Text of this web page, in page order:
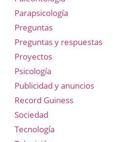
Parapsicología
Preguntas
Preguntas y respuestas
Proyectos
Psicología
Publicidad y anuncios
Record Guiness
Sociedad
Tecnología